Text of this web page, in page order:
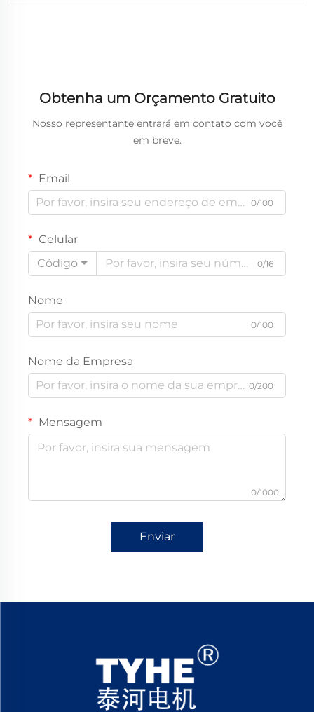
Obtenha um Orçamento Gratuito
Nosso representante entrará em contato com você
em breve.
Email
0/100
Celular
Código
0/16
Nome
0/100
Nome da Empresa
0/200
Mensagem
0/1000
Enviar